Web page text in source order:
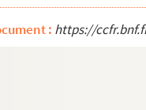
: https://